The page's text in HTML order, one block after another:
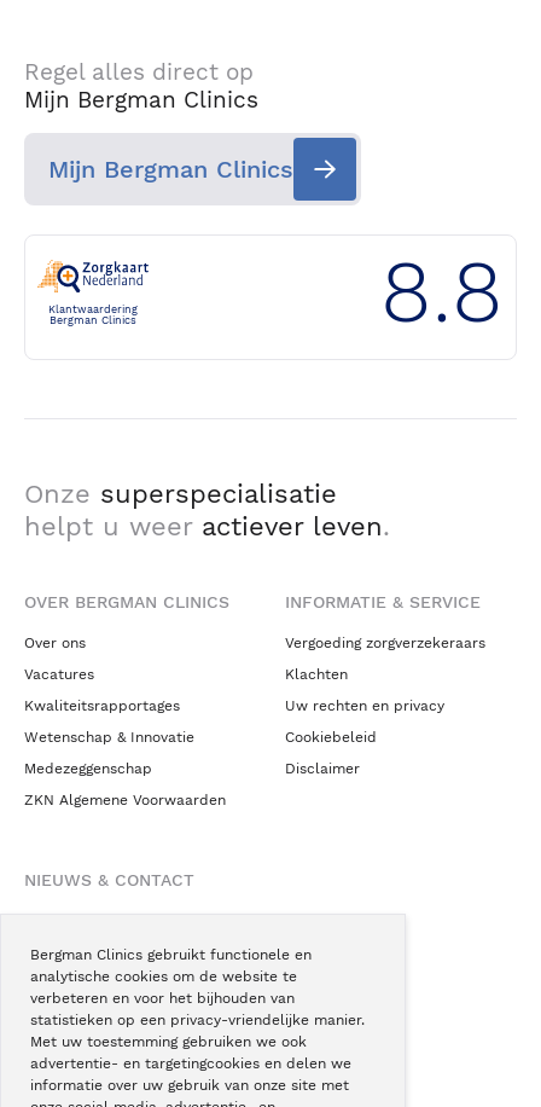
Bergman Clinics gebruikt functionele en
analytische cookies om de website te
verbeteren en voor het bijhouden van
statistieken op een privacy-vriendelijke manier.
Met uw toestemming gebruiken we ook
advertentie- en targetingcookies en delen we
informatie over uw gebruik van onze site met
Regel alles direct op
Mijn Bergman Clinics
Mijn Bergman Clinics
Klantwaardering
Bergman Clinics
8.8
Onze superspecialisatie
helpt u weer actiever leven.
OVER BERGMAN CLINICS
Over ons
Vacatures
Kwaliteitsrapportages
Wetenschap & Innovatie
Medezeggenschap
ZKN Algemene Voorwaarden
INFORMATIE & SERVICE
Vergoeding zorgverzekeraars
Klachten
Uw rechten en privacy
Cookiebeleid
Disclaimer
NIEUWS & CONTACT
Blogs
Podcast
Pressroom
Instagram
Facebook